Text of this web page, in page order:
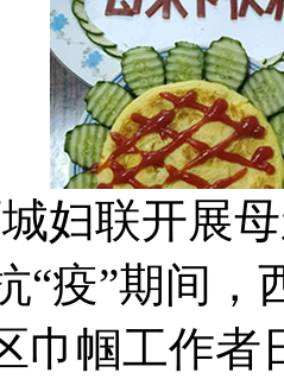
妇联开展
”期间，
巾帼工作者